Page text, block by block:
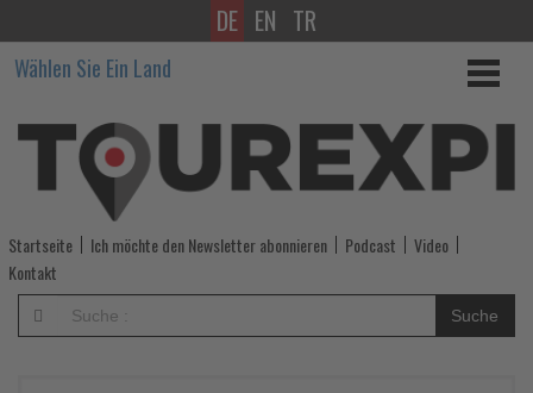
TLTU
Power
Weeks
bringen
300
Reiseprofis
in
DE EN TR
Wählen Sie Ein Land
Startseite Ich möchte den Newsletter abonnieren Podcast
Video
Kontakt
Suche